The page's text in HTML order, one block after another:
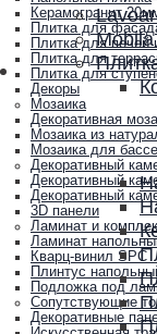
Керамогранит
Плитка для
Плитка для печей
Плитка для
Плитка для
Декоры
Мозаика
Декоративная
Мозаика из
Мозаика для
Декоративный
Декоративный
Декоративный
3D панели
Ламинат и
Ламинат
Кварц-винил SPC
Плинтус
Подложка под
Сопутствующие
Декоративные